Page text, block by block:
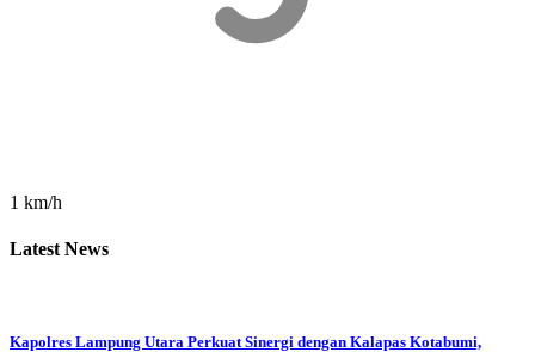
1 km/h
Latest News
Kapolres Lampung Utara Perkuat Sinergi dengan Kalapas Kotabumi,